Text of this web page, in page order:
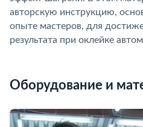
авторскую инструкцию,
опыте мастеров, для
результата при оклейке
Оборудование и